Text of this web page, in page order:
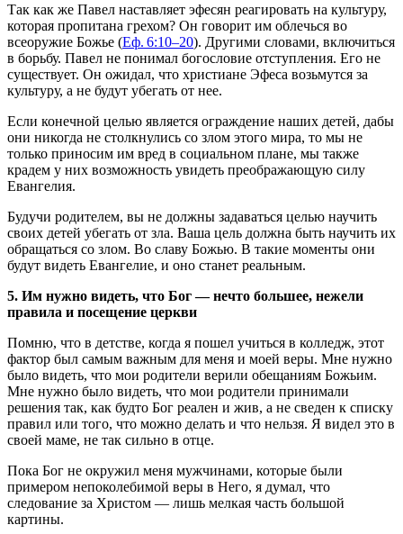
Так как же Павел наставляет эфесян реагировать на культуру,
которая пропитана грехом? Он говорит им облечься во
всеоружие Божье (Еф. 6:10–20). Другими словами, включиться
в борьбу. Павел не понимал богословие отступления. Его не
существует. Он ожидал, что христиане Эфеса возьмутся за
культуру, а не будут убегать от нее.
Если конечной целью является ограждение наших детей, дабы
они никогда не столкнулись со злом этого мира, то мы не
только приносим им вред в социальном плане, мы также
крадем у них возможность увидеть преображающую силу
Евангелия.
Будучи родителем, вы не должны задаваться целью научить
своих детей убегать от зла. Ваша цель должна быть научить их
обращаться со злом. Во славу Божью. В такие моменты они
будут видеть Евангелие, и оно станет реальным.
5. Им нужно видеть, что Бог — нечто большее, нежели
правила и посещение церкви
Помню, что в детстве, когда я пошел учиться в колледж, этот
фактор был самым важным для меня и моей веры. Мне нужно
было видеть, что мои родители верили обещаниям Божьим.
Мне нужно было видеть, что мои родители принимали
решения так, как будто Бог реален и жив, а не сведен к списку
правил или того, что можно делать и что нельзя. Я видел это в
своей маме, не так сильно в отце.
Пока Бог не окружил меня мужчинами, которые были
примером непоколебимой веры в Него, я думал, что
следование за Христом — лишь мелкая часть большой
картины.